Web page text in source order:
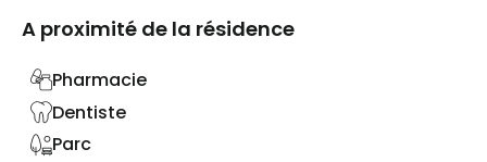
A proximité de la résidence
Pharmacie
Dentiste
Parc